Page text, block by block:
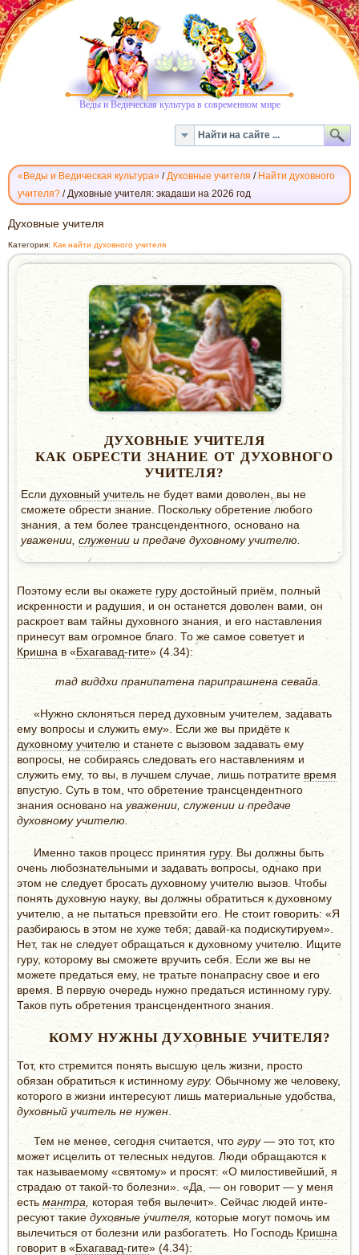
Веды и Ведическая культура в современном мире
«Веды и Ведическая культура» /Духовные учителя / Найти духовного
учителя? /Духовные учителя: экадаши на 2026 год
ДУХОВНЫЕ
УЧИТЕЛЯ
Духовные учителя
Категория: Как найти духовного учителя
ДУХОВНЫЕ УЧИТЕЛЯ
КАК ОБРЕСТИ ЗНАНИЕ ОТ ДУХОВНОГО
УЧИТЕЛЯ?
Если духовный учитель не будет вами доволен, вы не
сможете обрести знание. Поскольку обретение любого
знания, а тем более трансцендентного, осно­вано на
уважении, служении и предаче духовному учителю.
Поэтому если вы окажете гуру достойный приём, полный
искренности и радушия, и он останется доволен вами, он
раскроет вам тайны духовного знания, и его наставления
принесут вам огромное благо. То же самое советует и
Кришна в «Бхагавад-гите» (4.34):
тад виддхи пранипатена парипрашнена севайа.
«Нужно склоняться перед духовным учителем задавать
ему вопросы и служить ему». Если же вы придёте к
духовному учителю и станете с вызовом задавать ему
вопросы, не собираясь следовать его наставлениям и
служить ему, то вы, в лучшем случае, лишь потратите время
впустую. Суть в том, что обретение трансцендентного
знания осно­вано на уважении, служении и предаче
духовному учителю.
Именно таков процесс принятия гуру. Вы должны быть
очень любознательными и задавать вопросы, однако при
этом не следует бросать духовному учителю вызов. Чтобы
понять духовную науку, вы должны обратиться к духовному
учителю, а не пытаться превзойти его. Не стоит говорить: «Я
разбираюсь в этом не хуже тебя; давай-ка подискутируем».
Нет, так не следует обращаться к духовному учителю. Ищите
гуру, которому вы сможете вручить себя. Если же вы не
можете предаться ему, не тратьте понапрасну свое и его
время. В первую очередь нужно предаться истинному гуру.
Таков путь обретения трансцендентного знания.
КОМУ НУЖНЫ ДУХОВНЫЕ УЧИТЕЛЯ?
Тот, кто стремится понять высшую цель жизни, просто
обязан обратиться к истинному гуру. Обычному же человеку,
которого в жизни интересуют лишь материальные удобст­ва,
духовный учитель не нужен
Тем не менее, сегодня считается, что гуру— это тот, кто
может исцелить от телесных недугов. Люди обращаются к
так называемому «святому» и просят: «О милостивейший, я
страдаю от такой-то болезни». «Да, — он говорит — у меня
есть мантра которая тебя вылечит». Сейчас людей инте­
ресуют такие духовные учителя, которые могут помочь им
вылечиться от болезни или разбогатеть. Но Господь Кришна
говорит в «Бхагавад-гите» (4.34):